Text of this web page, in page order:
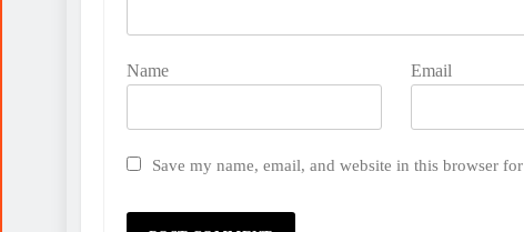
Name Email
Save my name, email, and website in this browser